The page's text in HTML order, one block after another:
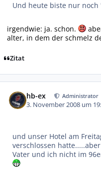
Und heute biste nur noch
irgendwie: ja. schon.
alter, in dem der schmelz
Zitat
hb-ex Administrator
3. November 2008 um
und unser Hotel am
verschlossen
Vater und ich nicht im